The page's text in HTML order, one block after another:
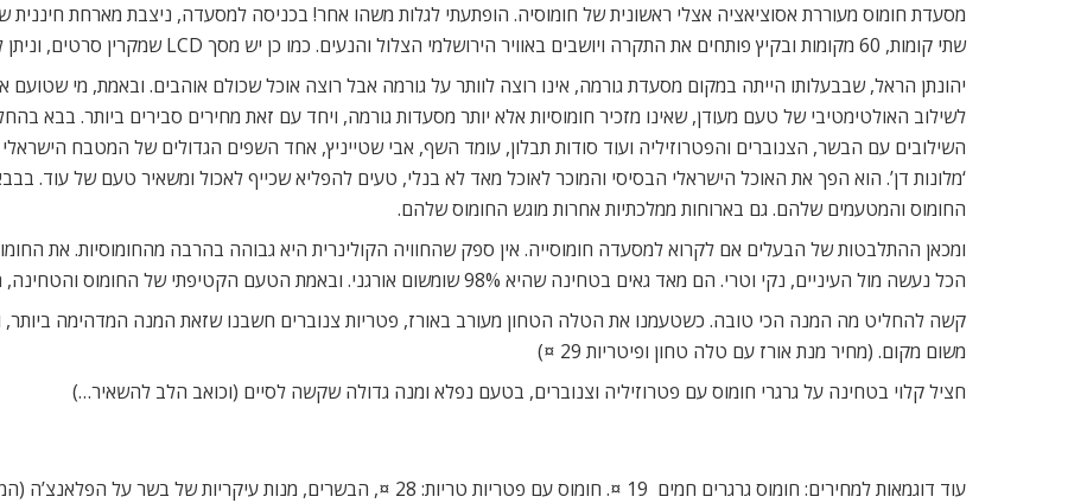
מסעדת חומוס מעוררת אסוציאציה אצלי ראשונית של חומוסיה. הופתעתי לגלות משהו אחר! בכניסה למסעדה, ניצבת מארחת
שתי קומות, 60 מקומות ובקיץ פותחים את התקרה ויושבים באוויר הירושלמי הצלול והנעים. כמו כן יש מסך LCD שמקרין סרטים, וניתן לשבת ליד שולחנות או ליד הבר.
יהונתן הראל, שבבעלותו הייתה במקום מסעדת גורמה, אינו רוצה לוותר על גורמה אבל רוצה אוכל שכולם אוהבים. ובאמת, מי
לשילוב האולטימטיבי של טעם מעודן, שאינו מזכיר חומוסיות אלא יותר מסעדות גורמה, ויחד עם זאת מחירים סבירים ביותר. בבא
השילובים עם הבשר, הצנוברים והפטרוזיליה ועוד סודות תבלון, עומד השף, אבי שטייניץ, אחד השפים הגדולים של המטבח הישראלי
‘מלונות דן’. הוא הפך את האוכל הישראלי הבסיסי והמוכר לאוכל מאד לא בנלי, טעים להפליא שכייף לאכול ומשאיר טעם של עוד.
החומוס והמטעמים שלהם. גם בארוחות ממלכתיות אחרות מוגש החומוס שלהם.
ומכאן ההתלבטות של הבעלים אם לקרוא למסעדה חומוסייה. אין ספק שהחוויה הקולינרית היא גבוהה בהרבה מהחומוסיות. את
הכל נעשה מול העיניים, נקי וטרי. הם מאד גאים בטחינה שהיא 98% שומשום אורגני. ובאמת הטעם הקטיפתי של החומוס והטחינה, הוא עונג בלתי רגיל.
קשה להחליט מה המנה הכי טובה. כשטעמנו את הטלה הטחון מעורב באורז, פטריות צנוברים חשבנו שזאת המנה המדהימה ביותר,
משום מקום. (מחיר מנת אורז עם טלה טחון ופיטריות 29 ¤)
חציל קלוי בטחינה על גרגרי חומוס עם פטרוזיליה וצנוברים, בטעם נפלא ומנה גדולה שקשה לסיים (וכואב הלב להשאיר…)
עוד דוגמאות למחירים: חומוס גרגרים חמים  19 ¤. חומוס עם פטריות טריות: 28 ¤, הבשרים, מנות עיקריות של בשר על הפלאנצ’ה (המשטח הלוהט), במחירים כמו 49 ¤.